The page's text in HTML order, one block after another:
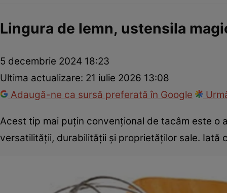
Lingura de lemn, ustensila
5 decembrie 2024 18:23
Ultima actualizare: 21 iulie 2026 13:08
Adaugă-ne ca sursă preferată în Google
Acest tip mai puțin convențional de tacâm este
versatilității, durabilității și proprietăților sale.